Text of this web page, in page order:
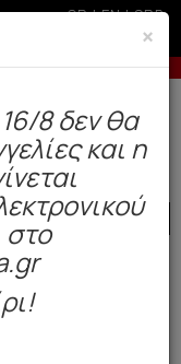
GR|EN|SRB
-5%
σε 3-5 εργάσιμες.
SALE
×
8 δεν θα
και η
στο